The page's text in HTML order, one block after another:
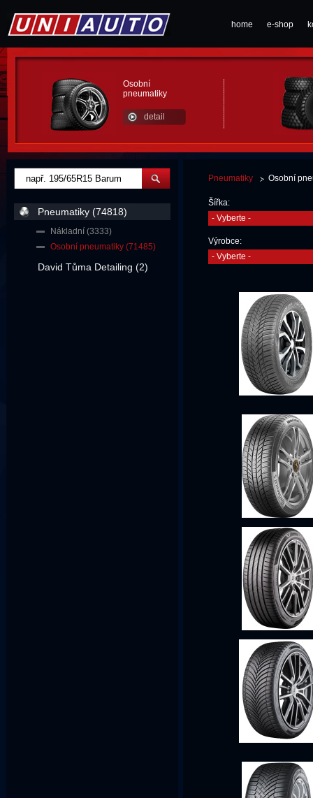
home e-shop
Osobní
pneumatiky
detail
Pneumatiky Osobní
Šířka:
- Vyberte -
Výrobce:
- Vyberte -
Pneumatiky (74818)
Nákladní (3333)
Osobní pneumatiky (71485)
David Tůma Detailing (2)